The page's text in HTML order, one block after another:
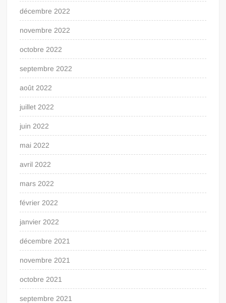
décembre 2022
novembre 2022
octobre 2022
septembre 2022
août 2022
juillet 2022
juin 2022
mai 2022
avril 2022
mars 2022
février 2022
janvier 2022
décembre 2021
novembre 2021
octobre 2021
septembre 2021